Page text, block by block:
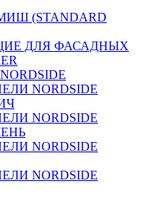
(STANDARD
ДЛЯ ФАСАДНЫХ
NORDSIDE
NORDSIDE
NORDSIDE
NORDSIDE